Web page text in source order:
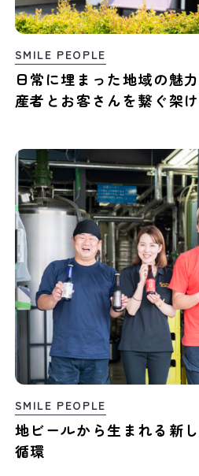
SMILE PEOPLE
日常に埋まった地域の魅
産者とお客さんを繋ぐ架け
SMILE PEOPLE
地ビールから生まれる新
循環